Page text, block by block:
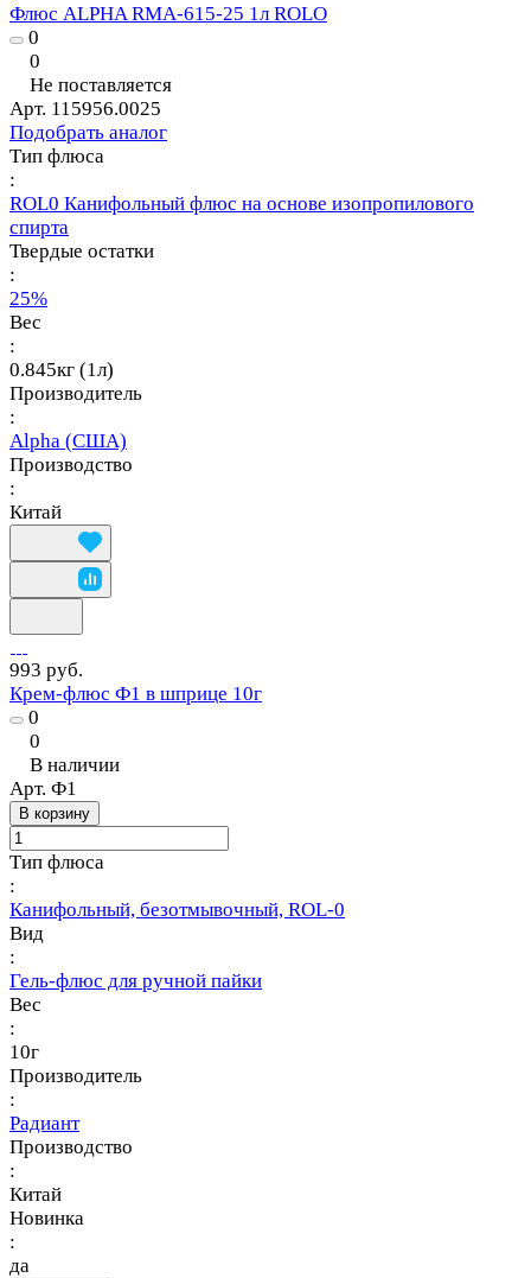
Флюс ALPHA RMA-615-25 1л ROLO
0
0
Не поставляется
Арт. 115956.0025
Подобрать аналог
Тип флюса
:
ROL0 Канифольный флюс на основе изопропилового
спирта
Твердые остатки
:
25%
Вес
:
0.845кг (1л)
Производитель
:
Alpha (США)
Производство
:
Китай
993 руб.
Крем-флюс Ф1 в шприце 10г
0
0
В наличии
Арт. Ф1
В корзину
Тип флюса
:
Канифольный, безотмывочный, ROL-0
Вид
:
Гель-флюс для ручной пайки
Вес
:
10г
Производитель
:
Радиант
Производство
:
Китай
Новинка
:
да